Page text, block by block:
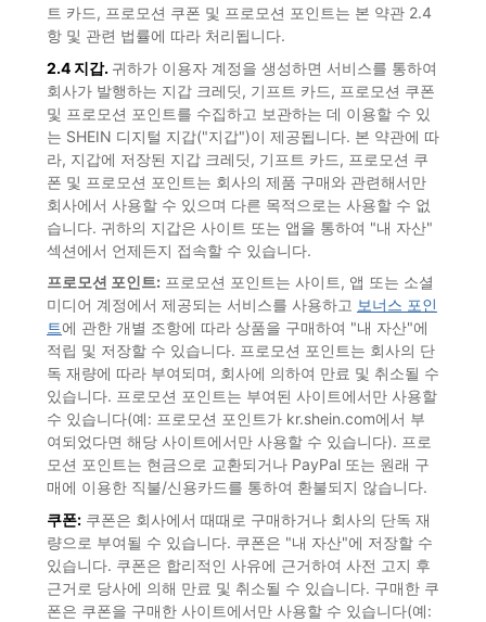
트 카드, 프로모션 쿠폰 및 프로모션 포인트는 본 약관 2.4
항 및 관련 법률에 따라 처리됩니다.
2.4 지갑. 귀하가 이용자 계정을 생성하면 서비스를 통하여
회사가 발행하는 지갑 크레딧, 기프트 카드, 프로모션 쿠폰
및 프로모션 포인트를 수집하고 보관하는 데 이용할 수 있
는 SHEIN 디지털 지갑("지갑")이 제공됩니다. 본 약관에 따
라, 지갑에 저장된 지갑 크레딧, 기프트 카드, 프로모션 쿠
폰 및 프로모션 포인트는 회사의 제품 구매와 관련해서만
회사에서 사용할 수 있으며 다른 목적으로는 사용할 수 없
습니다. 귀하의 지갑은 사이트 또는 앱을 통하여 "내 자산"
섹션에서 언제든지 접속할 수 있습니다.
프로모션 포인트:프로모션 포인트는 사이트, 앱 또는 소셜
미디어 계정에서 제공되는 서비스를 사용하고 보너스 포인
트에 관한 개별 조항에 따라 상품을 구매하여 "내 자산"에
적립 및 저장할 수 있습니다. 프로모션 포인트는 회사의 단
독 재량에 따라 부여되며, 회사에 의하여 만료 및 취소될 수
있습니다. 프로모션 포인트는 부여된 사이트에서만 사용할
수 있습니다(예: 프로모션 포인트가 kr.shein.com에서 부
여되었다면 해당 사이트에서만 사용할 수 있습니다). 프로
모션 포인트는 현금으로 교환되거나 PayPal 또는 원래 구
매에 이용한 직불/신용카드를 통하여 환불되지 않습니다.
쿠폰:쿠폰은 회사에서 때때로 구매하거나 회사의 단독 재
량으로 부여될 수 있습니다. 쿠폰은 "내 자산"에 저장할 수
있습니다. 쿠폰은 합리적인 사유에 근거하여 사전 고지 후
근거로 당사에 의해 만료 및 취소될 수 있습니다. 구매한 쿠
폰은 쿠폰을 구매한 사이트에서만 사용할 수 있습니다(예: